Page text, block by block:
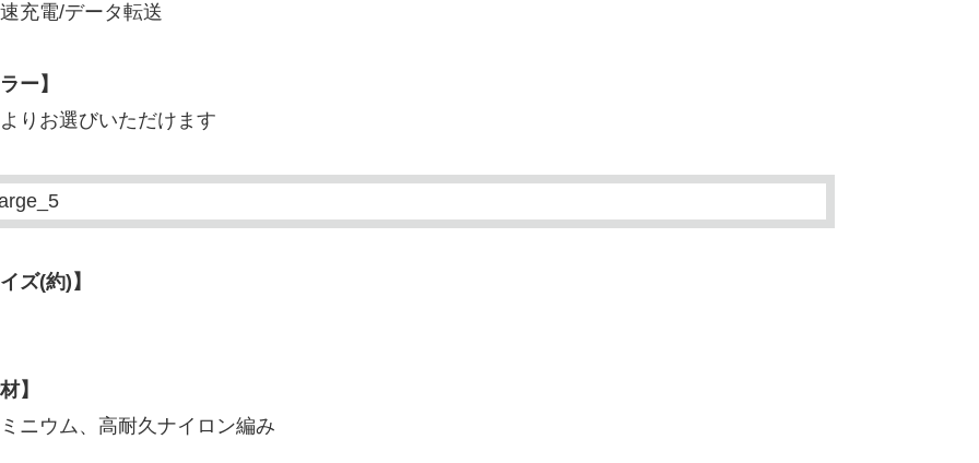
充電/データ転送
ー】
りお選びいただけます
ズ(約)】
】
ニウム、高耐久ナイロン編み